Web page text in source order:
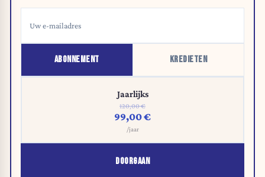
ABONNEMENT KREDIETEN
Jaarlijks
120,00 €
99,00 €
/jaar
DOORGAAN